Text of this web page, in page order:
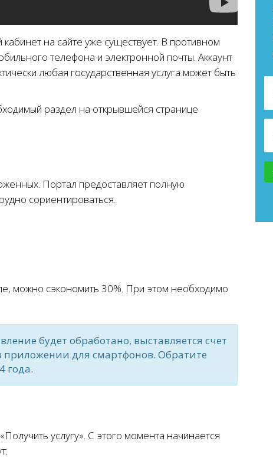
на сайте уже существует. В противном
телефона и электронной почты. Аккаунт
любая государственная услуга может быть
раздел на открывшейся странице
Портал предоставляет полную
сориентироваться.
можно сэкономить 30%. При этом необходимо
будет обработано, выставляется счет
приложении для смартфонов. Обратите
года.
услугу». С этого момента начинается